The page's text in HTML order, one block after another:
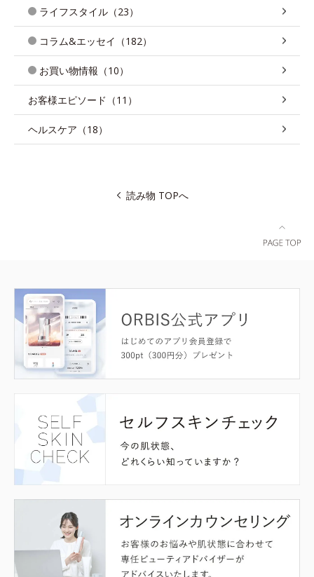
ライフスタイル（23）
コラム&エッセイ（182）
お買い物情報（10）
お客様エピソード（11）
ヘルスケア（18）
読み物 TOPへ